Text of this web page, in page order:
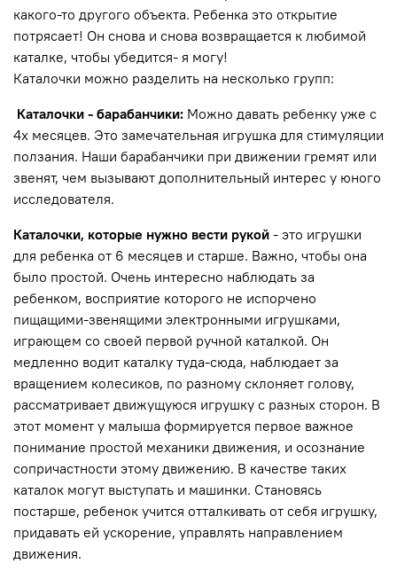
какого-то другого объекта. Ребенка это открытие
потрясает! Он снова и снова возвращается к любимой
каталке, чтобы убедится- я могу!
Каталочки можно разделить на несколько групп:
Каталочки - барабанчики: Можно давать ребенку уже с
4х месяцев. Это замечательная игрушка для стимуляции
ползания. Наши барабанчики при движении гремят или
звенят, чем вызывают дополнительный интерес у юного
исследователя.
Каталочки, которые нужно вести рукой - это игрушки
для ребенка от 6 месяцев и старше. Важно, чтобы она
было простой. Очень интересно наблюдать за
ребенком, восприятие которого не испорчено
пищащими-звенящими электронными игрушками,
играющем со своей первой ручной каталкой. Он
медленно водит каталку туда-сюда, наблюдает за
вращением колесиков, по разному склоняет голову,
рассматривает движущуюся игрушку с разных сторон. В
этот момент у малыша формируется первое важное
понимание простой механики движения, и осознание
сопричастности этому движению. В качестве таких
каталок могут выступать и машинки. Становясь
постарше, ребенок учится отталкивать от себя игрушку,
придавать ей ускорение, управлять направлением
движения.